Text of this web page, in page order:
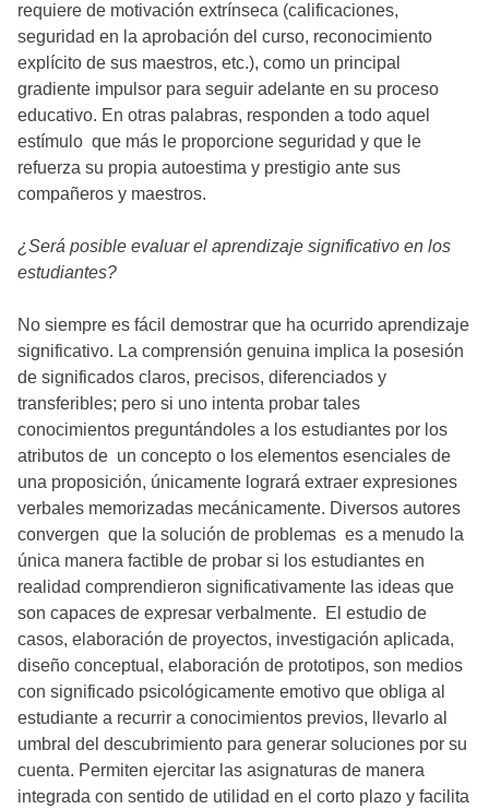
requiere de motivación extrínseca (calificaciones,
seguridad en la aprobación del curso, reconocimiento
explícito de sus maestros, etc.), como un principal
gradiente impulsor para seguir adelante en su proceso
educativo. En otras palabras, responden a todo aquel
estímulo que más le proporcione seguridad y que le
refuerza su propia autoestima y prestigio ante sus
compañeros y maestros.
¿Será posible evaluar el aprendizaje significativo en los
estudiantes?
No siempre es fácil demostrar que ha ocurrido aprendizaje
significativo. La comprensión genuina implica la posesión
de significados claros, precisos, diferenciados y
transferibles; pero si uno intenta probar tales
conocimientos preguntándoles a los estudiantes por los
atributos de un concepto o los elementos esenciales de
una proposición, únicamente logrará extraer expresiones
verbales memorizadas mecánicamente. Diversos autores
convergen que la solución de problemas es a menudo la
única manera factible de probar si los estudiantes en
realidad comprendieron significativamente las ideas que
son capaces de expresar verbalmente. El estudio de
casos, elaboración de proyectos, investigación aplicada,
diseño conceptual, elaboración de prototipos, son medios
con significado psicológicamente emotivo que obliga al
estudiante a recurrir a conocimientos previos, llevarlo al
umbral del descubrimiento para generar soluciones por su
cuenta. Permiten ejercitar las asignaturas de manera
integrada con sentido de utilidad en el corto plazo y facilita